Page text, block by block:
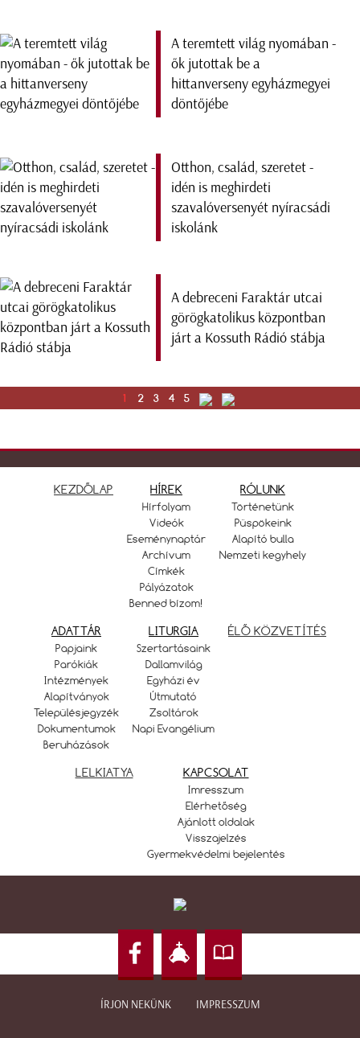
A teremtett világ nyomában -
ők jutottak be a
hittanverseny egyházmegyei
döntőjébe
Otthon, család, szeretet -
idén is meghirdeti
szavalóversenyét nyíracsádi
iskolánk
A debreceni Faraktár utcai
görögkatolikus központban
járt a Kossuth Rádió stábja
1 2 3 4 5
KEZDŐLAP HÍREK
Hírfolyam
Videók
Eseménynaptár
Archívum
Címkék
Pályázatok
Benned bízom!
RÓLUNK
Történetünk
Püspökeink
Alapító bulla
Nemzeti kegyhely
ADATTÁR
Papjaink
Parókiák
Intézmények
Alapítványok
Településjegyzék
Dokumentumok
Beruházások
LITURGIA
Szertartásaink
Dallamvilág
Egyházi év
Útmutató
Zsoltárok
Napi Evangélium
ÉLŐ KÖZVETÍTÉS
LELKIATYA KAPCSOLAT
Imresszum
Elérhetőség
Ajánlott oldalak
Visszajelzés
Gyermekvédelmi bejelentés
ÍRJON NEKÜNK IMPRESSZUM